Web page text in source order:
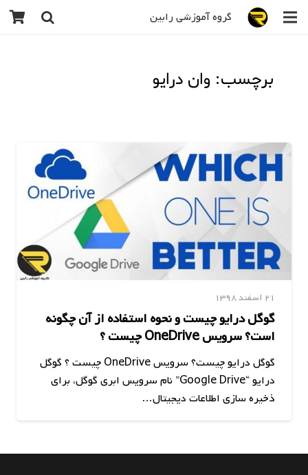
گروه آموزشی رابین
برچسب: وان درایو
21 اسفند 1398
گوگل درایو چیست و نحوه استفاده از آن چگونه
است؟ سرویس OneDrive چیست ؟
گوگل درایو چیست؟ سرویس OneDrive چیست ؟ گوگل
درایو “Google Drive” نام سرویس ابری گوگل، برای
ذخیره سازی اطلاعات دیجیتال…